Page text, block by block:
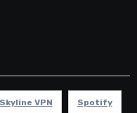
Skyline VPN Spotify